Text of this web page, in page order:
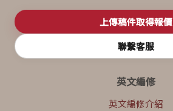
上傳稿件取得報價
聯繫客服
英文編修
英文編修介紹